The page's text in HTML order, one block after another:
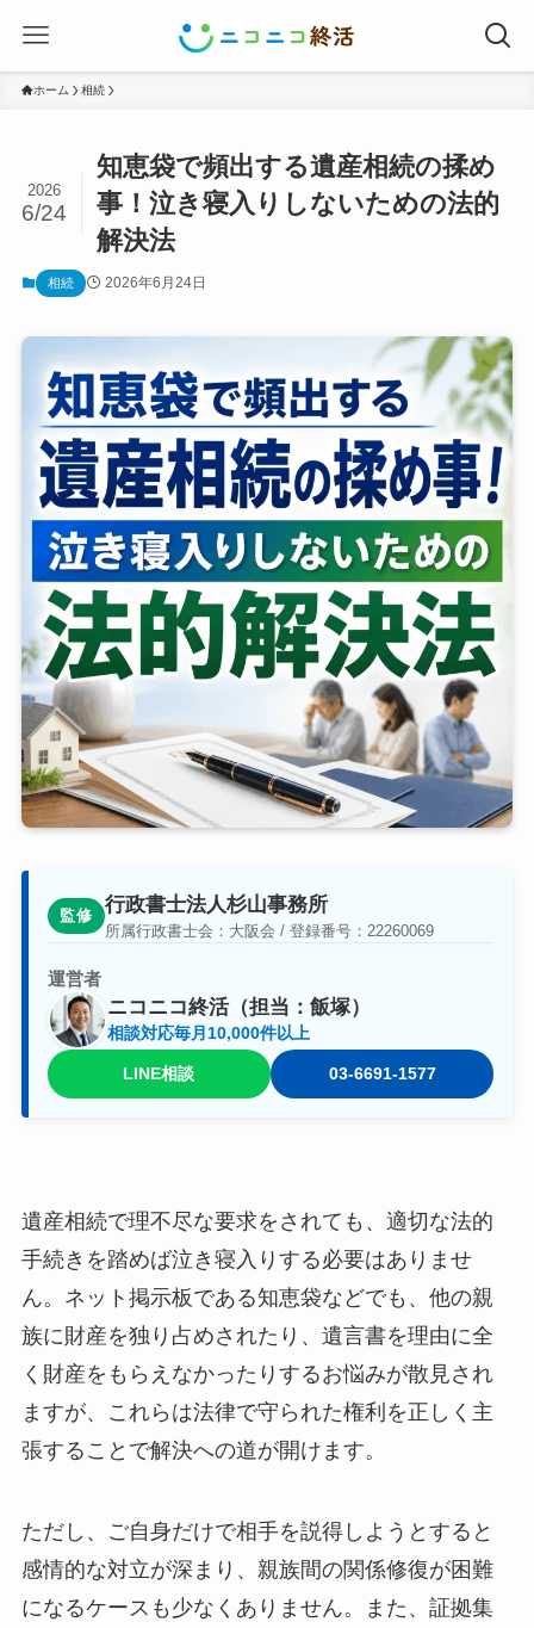
ホーム 相続
知恵袋で頻出する遺産相続の揉め
事！泣き寝入りしないための法的
解決法
2026
6/24
相続 2026年6月24日
監修 行政書士法人杉山事務所
所属行政書士会：大阪会 / 登録番号：22260069
運営者
ニコニコ終活（担当：飯塚）
相談対応毎月10,000件以上
LINE相談 03-6691-1577
遺産相続で理不尽な要求をされても、適切な法的
手続きを踏めば泣き寝入りする必要はありませ
ん。ネット掲示板である知恵袋などでも、他の親
族に財産を独り占めされたり、遺言書を理由に全
く財産をもらえなかったりするお悩みが散見され
ますが、これらは法律で守られた権利を正しく主
張することで解決への道が開けます。
ただし、ご自身だけで相手を説得しようとすると
感情的な対立が深まり、親族間の関係修復が困難
になるケースも少なくありません。また、証拠集